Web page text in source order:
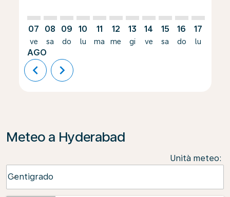
07
ve
AGO
08
sa
09
do
10
lu
11
ma
12
me
13
gi
14
ve
15
sa
16
do
17
lu
chevron_left chevron_right
Meteo a Hyderabad
Unità meteo:
Centigrado
keyboard_arrow_down